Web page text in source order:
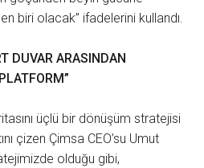
biri olacak” ifadelerini kullandı.
DUVAR ARASINDAN
üçlü bir dönüşüm stratejisi
çizen Çimsa CEO’su Umut
olduğu gibi,